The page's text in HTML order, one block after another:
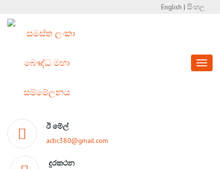
English | සිංහල
ඊ මේල්
acbc380@gmail.com
දුරකථන